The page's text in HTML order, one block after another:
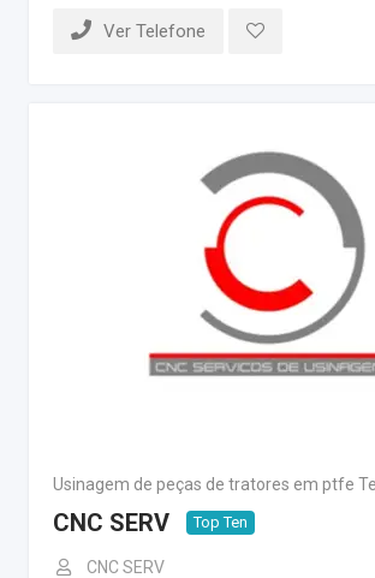
Ver Telefone
Usinagem de peças de tratores em ptfe
CNC SERV Top Ten
CNC SERV